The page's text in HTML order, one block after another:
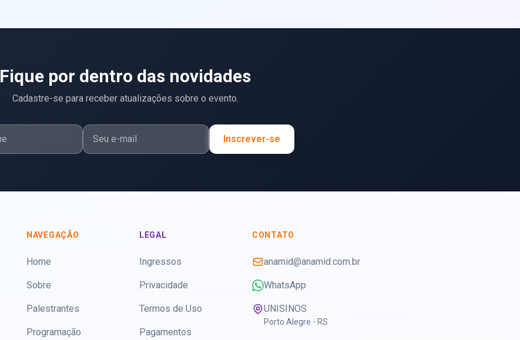
Fique por dentro das novidades
Cadastre-se para receber atualizações sobre o evento.
Inscrever-se
NAVEGAÇÃO
Home
Sobre
Palestrantes
Programação
LEGAL
Ingressos
Privacidade
Termos de Uso
Pagamentos
CONTATO
anamid@anamid.com.br
WhatsApp
UNISINOS
Porto Alegre - RS